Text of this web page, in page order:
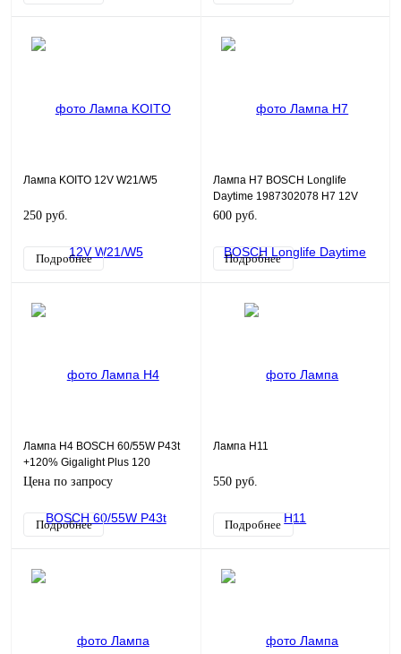
Лампа KOITO 12V W21/W5
250 руб.
Подробнее
Лампа H7 BOSCH Longlife
Daytime 1987302078 H7 12V
55W PX26d
600 руб.
Подробнее
Лампа H4 BOSCH 60/55W P43t
+120% Gigalight Plus 120
Цена по запросу
Подробнее
Лампа H11
550 руб.
Подробнее